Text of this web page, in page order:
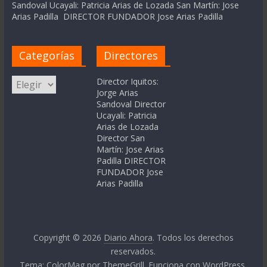
Sandoval Ucayali: Patricia Arias de Lozada San Martín: Jose
Arias Padilla DIRECTOR FUNDADOR Jose Arias Padilla
Categorías
Categorías
Directores
Director Iquitos:
Jorge Arias
Sandoval Director
Ucayali: Patricia
Arias de Lozada
Director San
Martín: Jose Arias
Padilla DIRECTOR
FUNDADOR Jose
Arias Padilla
Copyright © 2026 Diario Ahora. Todos los derechos
reservados.